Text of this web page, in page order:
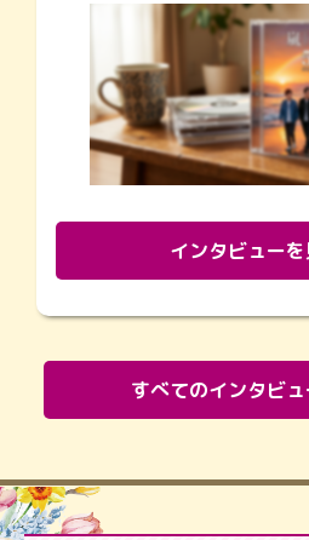
インタビュー
すべてのインタビ